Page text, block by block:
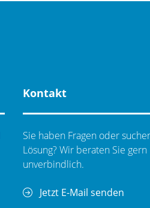
Kontakt
Sie haben Fragen oder
Lösung? Wir beraten Sie gern
unverbindlich.
Jetzt E-Mail senden